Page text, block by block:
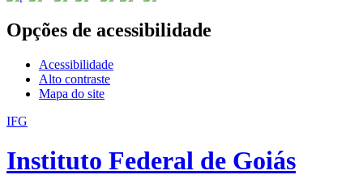
Opções de acessibilidade
Acessibilidade
Alto contraste
Mapa do site
IFG
Instituto Federal de Goiás